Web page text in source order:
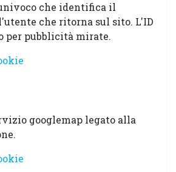
che identifica il
che ritorna sul sito. L'ID
per pubblicità mirate.
googlemap legato alla